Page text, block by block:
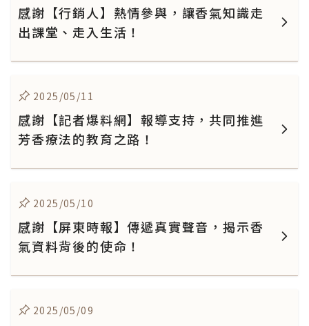
感謝【行銷人】熱情參與，讓香氣知識走
出課堂、走入生活！
2025/05/11
感謝【記者爆料網】報導支持，共同推進
芳香療法的教育之路！
2025/05/10
感謝【屏東時報】傳遞真實聲音，揭示香
氣資料背後的使命！
2025/05/09